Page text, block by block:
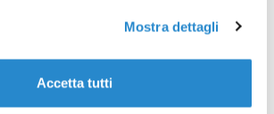
Mostra dettagli
Accetta tutti